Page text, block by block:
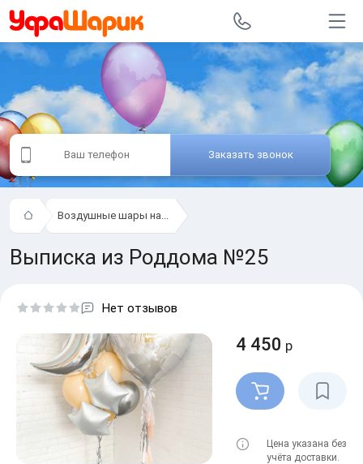
Заказать звонок
Воздушные шары на...
Выписка из Роддома №25
Нет отзывов
4 450 р
Цена указана без
учёта доставки.